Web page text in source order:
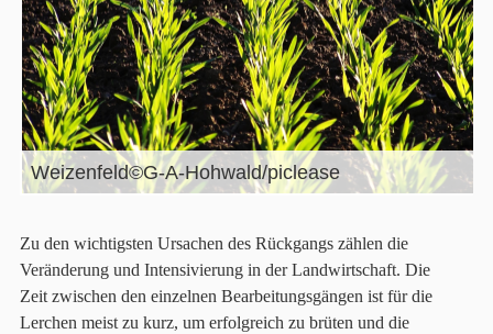
Weizenfeld©G-A-Hohwald/piclease
Zu den wichtigsten Ursachen des Rückgangs zählen die
Veränderung und Intensivierung in der Landwirtschaft. Die
Zeit zwischen den einzelnen Bearbeitungsgängen ist für die
Lerchen meist zu kurz, um erfolgreich zu brüten und die